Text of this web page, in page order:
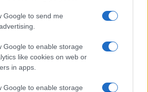
Google to send me
Google to enable storage
like cookies on web or
in apps.
Google to enable storage
$83,270.00
$100,000,000,000,000.00